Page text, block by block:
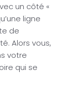
un côté «
ligne
de
Alors vous,
votre
qui se